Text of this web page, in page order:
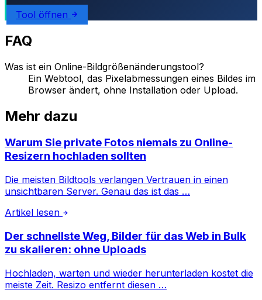
Tool öffnen
FAQ
Was ist ein Online-Bildgrößenänderungstool?
Ein Webtool, das Pixelabmessungen eines Bildes im
Browser ändert, ohne Installation oder Upload.
Mehr dazu
Warum Sie private Fotos niemals zu Online-
Resizern hochladen sollten
Die meisten Bildtools verlangen Vertrauen in einen
unsichtbaren Server. Genau das ist das …
Artikel lesen
Der schnellste Weg, Bilder für das Web in Bulk
zu skalieren: ohne Uploads
Hochladen, warten und wieder herunterladen kostet die
meiste Zeit. Resizo entfernt diesen …